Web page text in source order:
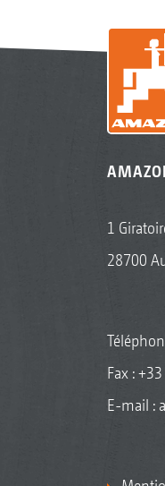
1
28700
Fax :
E-mail :